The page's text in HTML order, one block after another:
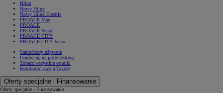
Hilux
Nowy Hilux
Nowy Hilux Electric
PROACE Max
PROACE
PROACE Verso
PROACE CITY
PROACE CITY Verso
Samochody używane
Umów się na jazdę testową
Zobacz wszystkie cenniki
Konfiguruj swoją Toyotę
Oferty specjalne i Finansowanie
Oferty specjalne i Finansowanie